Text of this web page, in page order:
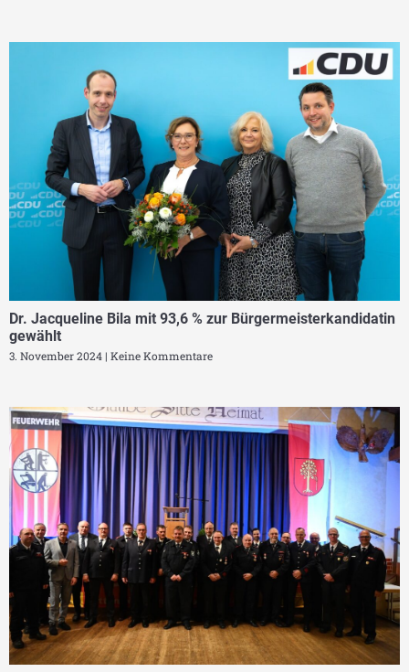
Dr. Jacqueline Bila mit 93,6 % zur Bürgermeisterkandidatin
gewählt
3. November 2024 Keine Kommentare